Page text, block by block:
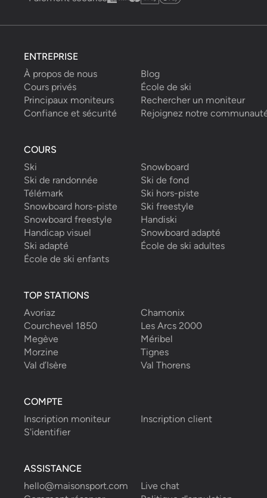
ENTREPRISE
À propos de nous
Blog
Cours privés
École de ski
Principaux moniteurs
Rechercher un moniteur
Confiance et sécurité
Rejoignez notre
COURS
Ski
Snowboard
Ski de randonnée
Ski de fond
Télémark
Ski hors-piste
Snowboard hors-piste
Ski freestyle
Snowboard freestyle
Handiski
Handicap visuel
Snowboard adapté
Ski adapté
École de ski adultes
École de ski enfants
TOP STATIONS
Avoriaz
Chamonix
Courchevel 1850
Les Arcs 2000
Megève
Méribel
Morzine
Tignes
Val d’Isère
Val Thorens
COMPTE
Inscription moniteur
Inscription client
S'identifier
ASSISTANCE
hello@maisonsport.com
Live chat